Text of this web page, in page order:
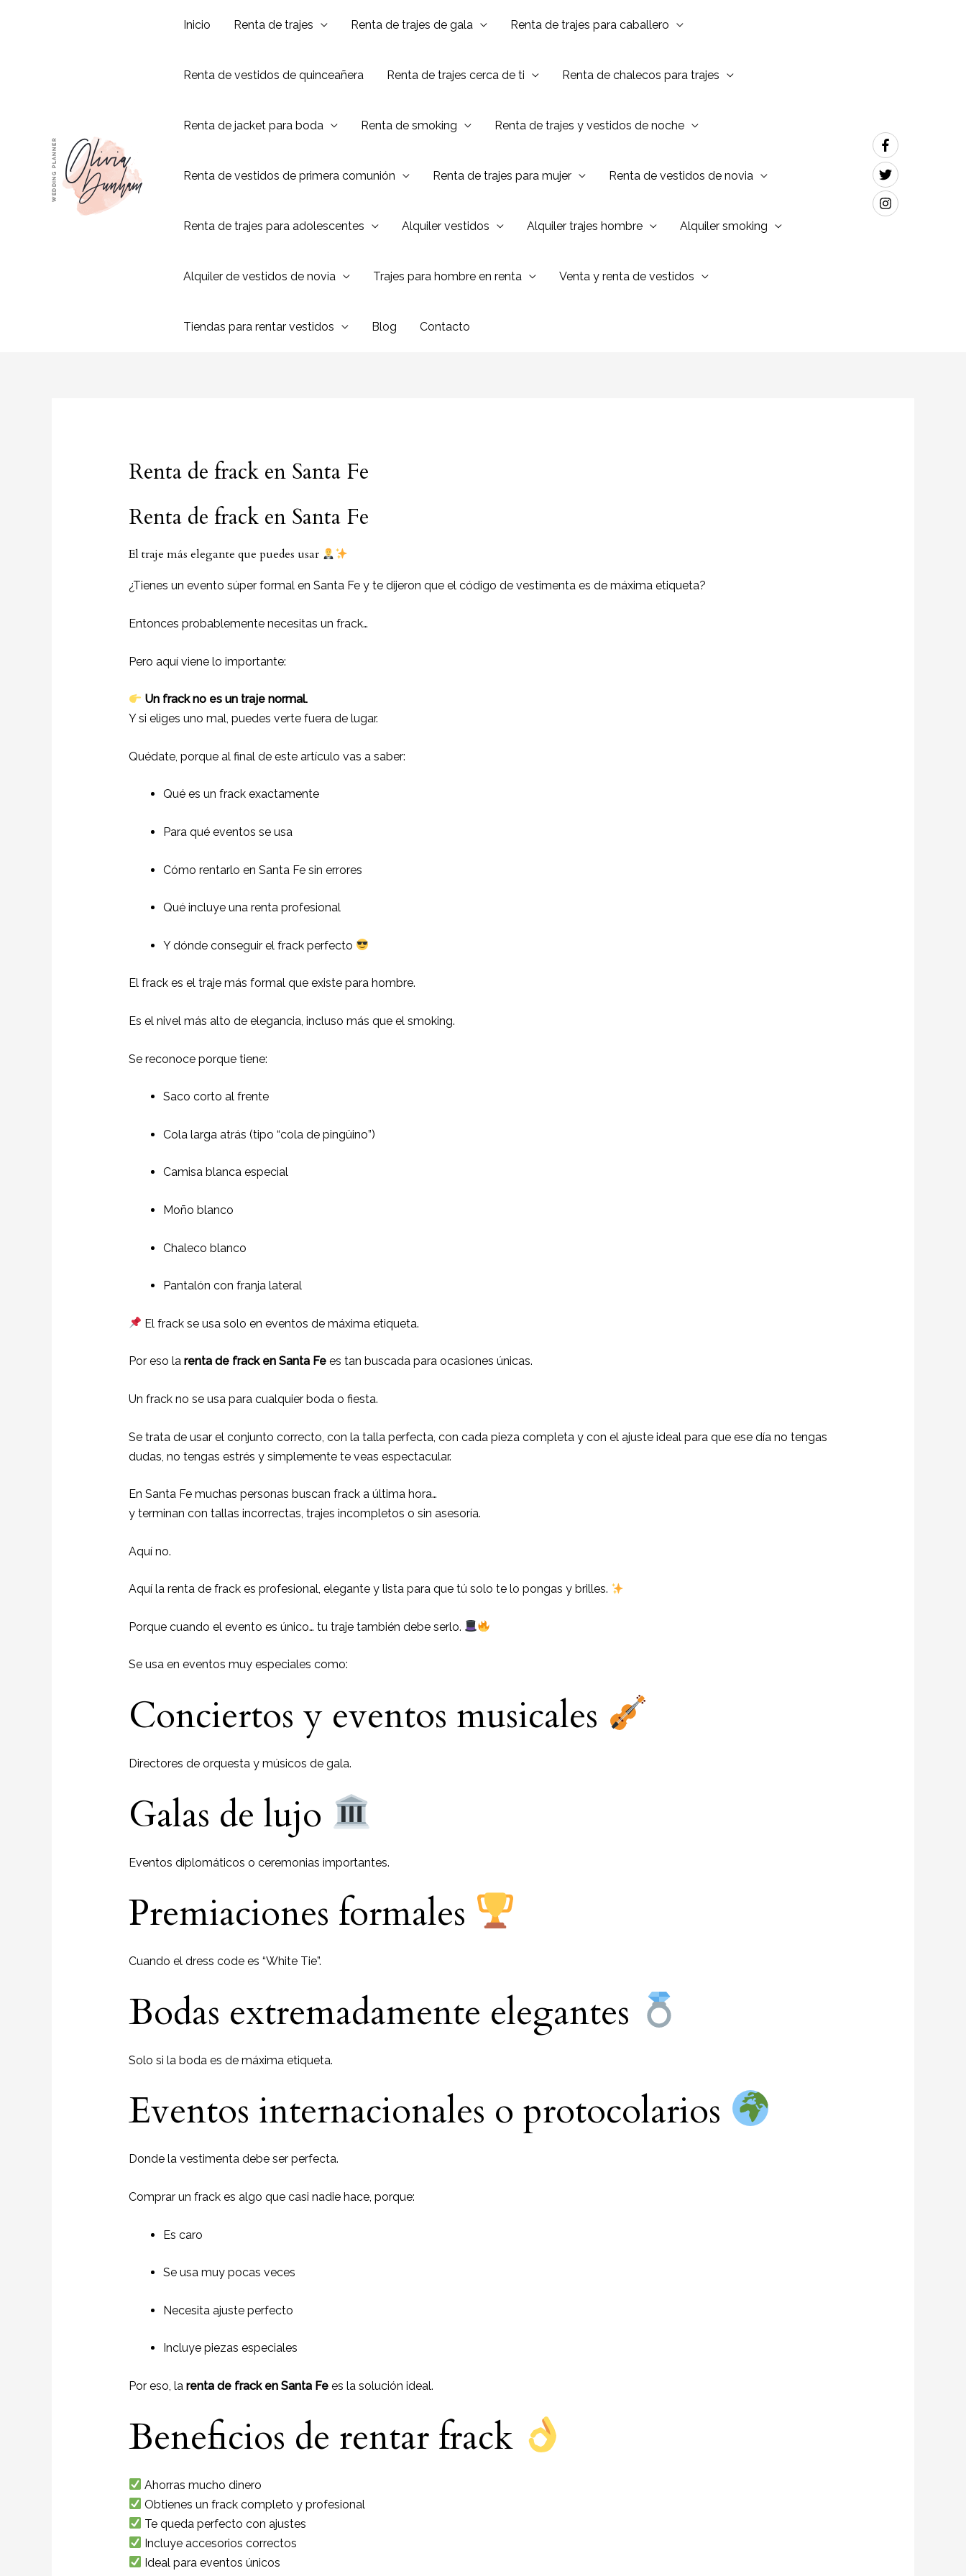
Inicio Renta de trajes Renta de trajes de gala Renta de trajes para caballero
Renta de vestidos de quinceañera Renta de trajes cerca de ti Renta de chalecos para trajes
Renta de jacket para boda Renta de smoking Renta de trajes y vestidos de noche
Renta de vestidos de primera comunión Renta de trajes para mujer Renta de vestidos de novia
Renta de trajes para adolescentes Alquiler vestidos Alquiler trajes hombre Alquiler smoking
Alquiler de vestidos de novia Trajes para hombre en renta Venta y renta de vestidos
Tiendas para rentar vestidos Blog Contacto
Renta de frack en Santa Fe
Renta de frack en Santa Fe
El traje más elegante que puedes usar
¿Tienes un evento súper formal en Santa Fe y te dijeron que el código de vestimenta es de máxima etiqueta?
Entonces probablemente necesitas un frack…
Pero aquí viene lo importante:
Un frack no es un traje normal.
Y si eliges uno mal, puedes verte fuera de lugar.
Quédate, porque al final de este artículo vas a saber:
Qué es un frack exactamente
Para qué eventos se usa
Cómo rentarlo en Santa Fe sin errores
Qué incluye una renta profesional
Y dónde conseguir el frack perfecto
El frack es el traje más formal que existe para hombre.
Es el nivel más alto de elegancia, incluso más que el smoking.
Se reconoce porque tiene:
Saco corto al frente
Cola larga atrás (tipo “cola de pingüino”)
Camisa blanca especial
Moño blanco
Chaleco blanco
Pantalón con franja lateral
El frack se usa solo en eventos de máxima etiqueta.
Por eso la renta de frack en Santa Fe es tan buscada para ocasiones únicas.
Un frack no se usa para cualquier boda o fiesta.
Se trata de usar el conjunto correcto, con la talla perfecta, con cada pieza completa y con el ajuste ideal para que ese día no tengas
dudas, no tengas estrés y simplemente te veas espectacular.
En Santa Fe muchas personas buscan frack a última hora…
y terminan con tallas incorrectas, trajes incompletos o sin asesoría.
Aquí no.
Aquí la renta de frack es profesional, elegante y lista para que tú solo te lo pongas y brilles.
Porque cuando el evento es único… tu traje también debe serlo.
Se usa en eventos muy especiales como:
Conciertos y eventos musicales
Directores de orquesta y músicos de gala.
Galas de lujo
Eventos diplomáticos o ceremonias importantes.
Premiaciones formales
Cuando el dress code es “White Tie”.
Bodas extremadamente elegantes
Solo si la boda es de máxima etiqueta.
Eventos internacionales o protocolarios
Donde la vestimenta debe ser perfecta.
Comprar un frack es algo que casi nadie hace, porque:
Es caro
Se usa muy pocas veces
Necesita ajuste perfecto
Incluye piezas especiales
Por eso, la renta de frack en Santa Fe es la solución ideal.
Beneficios de rentar frack
Ahorras mucho dinero
Obtienes un frack completo y profesional
Te queda perfecto con ajustes
Incluye accesorios correctos
Ideal para eventos únicos